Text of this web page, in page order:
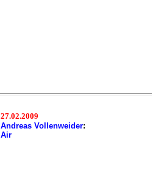
27.02.2009
Andreas Vollenweider:
Air